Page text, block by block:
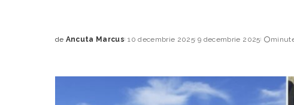
Posted
de Ancuta Marcus 10 decembrie 2025 9 decembrie 2025